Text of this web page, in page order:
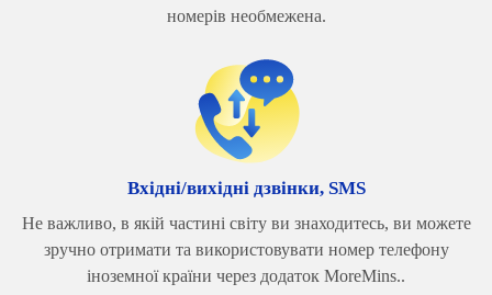
номерів необмежена.
Вхідні/вихідні дзвінки, SMS
Не важливо, в якій частині світу ви знаходитесь, ви можете
зручно отримати та використовувати номер телефону
іноземної країни через додаток MoreMins..